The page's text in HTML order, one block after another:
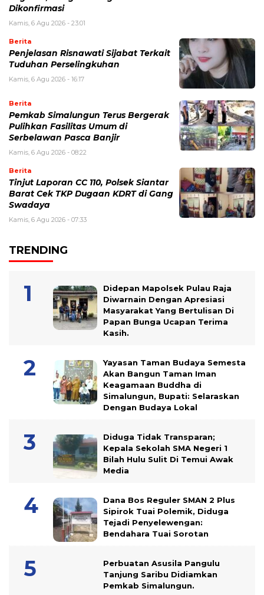
Dikonfirmasi
Kamis, 6 Agu 2026 - 23:01
Berita
Penjelasan Risnawati Sijabat Terkait
Tuduhan Perselingkuhan
Kamis, 6 Agu 2026 - 16:17
Berita
Pemkab Simalungun Terus Bergerak
Pulihkan Fasilitas Umum di
Serbelawan Pasca Banjir
Kamis, 6 Agu 2026 - 08:22
Berita
Tinjut Laporan CC 110, Polsek Siantar
Barat Cek TKP Dugaan KDRT di Gang
Swadaya
Kamis, 6 Agu 2026 - 07:33
TRENDING
Didepan Mapolsek Pulau Raja
Diwarnain Dengan Apresiasi
Masyarakat Yang Bertulisan Di
Papan Bunga Ucapan Terima
Kasih.
Yayasan Taman Budaya Semesta
Akan Bangun Taman Iman
Keagamaan Buddha di
Simalungun, Bupati: Selaraskan
Dengan Budaya Lokal
Diduga Tidak Transparan;
Kepala Sekolah SMA Negeri 1
Bilah Hulu Sulit Di Temui Awak
Media
Dana Bos Reguler SMAN 2 Plus
Sipirok Tuai Polemik, Diduga
Tejadi Penyelewengan:
Bendahara Tuai Sorotan
Perbuatan Asusila Pangulu
Tanjung Saribu Didiamkan
Pemkab Simalungun.